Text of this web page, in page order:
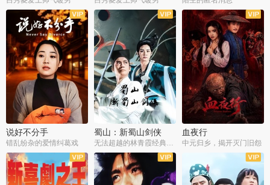
说好不分手
错乱纷杂的爱情纠葛戏
蜀山：新蜀山剑侠
无法超越的林青霞经典角色
血夜行
中元归乡，揭开灭门旧怨